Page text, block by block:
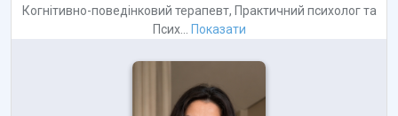
Когнітивно-поведінковий терапевт, Практичний психологта
Псих...
Показати